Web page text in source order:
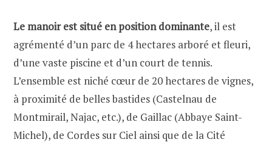
Le manoir est situé en position dominante, il est
agrémenté d’un parc de 4 hectares arboré et fleuri,
d’une vaste piscine et d’un court de tennis.
L’ensemble est niché cœur de 20 hectares de vignes,
à proximité de belles bastides (Castelnau de
Montmirail, Najac, etc.), de Gaillac (Abbaye Saint-
Michel), de Cordes sur Ciel ainsi que de la Cité